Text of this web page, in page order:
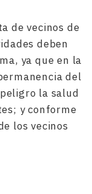
de vecinos de
deben
ya que en la
del
la salud
y conforme
los vecinos